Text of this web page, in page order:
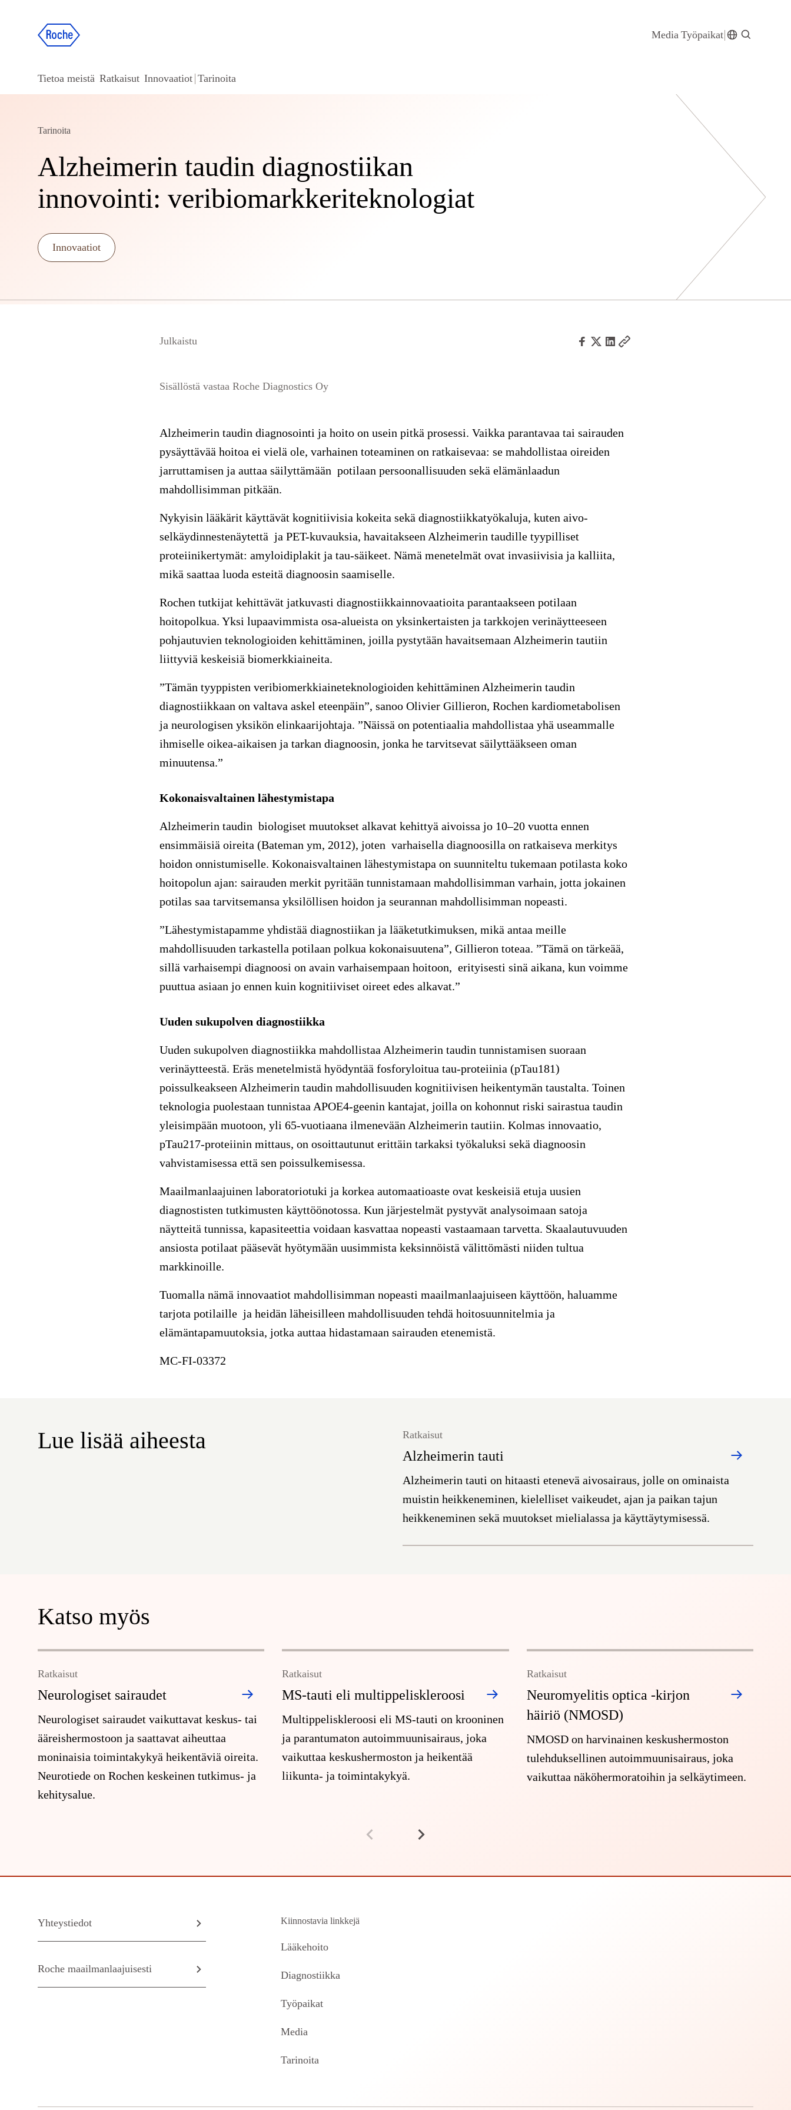
Media Työpaikat
Tietoa meistä Ratkaisut Innovaatiot Tarinoita
Tarinoita
Alzheimerin taudin diagnostiikan
innovointi: veribiomarkkeriteknologiat
Innovaatiot
Julkaistu
Sisällöstä vastaa Roche Diagnostics Oy
Alzheimerin taudin diagnosointi ja hoito on usein pitkä prosessi. Vaikka parantavaa tai sairauden
pysäyttävää hoitoa ei vielä ole, varhainen toteaminen on ratkaisevaa: se mahdollistaa oireiden
jarruttamisen ja auttaa säilyttämään potilaan persoonallisuuden sekä elämänlaadun
mahdollisimman pitkään.
Nykyisin lääkärit käyttävät kognitiivisia kokeita sekä diagnostiikkatyökaluja, kuten aivo-
selkäydinnestenäytettä ja PET-kuvauksia, havaitakseen Alzheimerin taudille tyypilliset
proteiinikertymät: amyloidiplakit ja tau-säikeet. Nämä menetelmät ovat invasiivisia ja kalliita,
mikä saattaa luoda esteitä diagnoosin saamiselle.
Rochen tutkijat kehittävät jatkuvasti diagnostiikkainnovaatioita parantaakseen potilaan
hoitopolkua. Yksi lupaavimmista osa-alueista on yksinkertaisten ja tarkkojen verinäytteeseen
pohjautuvien teknologioiden kehittäminen, joilla pystytään havaitsemaan Alzheimerin tautiin
liittyviä keskeisiä biomerkkiaineita.
”Tämän tyyppisten veribiomerkkiaineteknologioiden kehittäminen Alzheimerin taudin
diagnostiikkaan on valtava askel eteenpäin”, sanoo Olivier Gillieron, Rochen kardiometabolisen
ja neurologisen yksikön elinkaarijohtaja. ”Näissä on potentiaalia mahdollistaa yhä useammalle
ihmiselle oikea-aikaisen ja tarkan diagnoosin, jonka he tarvitsevat säilyttääkseen oman
minuutensa.”
Kokonaisvaltainen lähestymistapa
Alzheimerin taudin biologiset muutokset alkavat kehittyä aivoissa jo 10–20 vuotta ennen
ensimmäisiä oireita (Bateman ym, 2012), joten varhaisella diagnoosilla on ratkaiseva merkitys
hoidon onnistumiselle. Kokonaisvaltainen lähestymistapa on suunniteltu tukemaan potilasta koko
hoitopolun ajan: sairauden merkit pyritään tunnistamaan mahdollisimman varhain, jotta jokainen
potilas saa tarvitsemansa yksilöllisen hoidon ja seurannan mahdollisimman nopeasti.
”Lähestymistapamme yhdistää diagnostiikan ja lääketutkimuksen, mikä antaa meille
mahdollisuuden tarkastella potilaan polkua kokonaisuutena”, Gillieron toteaa. ”Tämä on tärkeää,
sillä varhaisempi diagnoosi on avain varhaisempaan hoitoon, erityisesti sinä aikana, kun voimme
puuttua asiaan jo ennen kuin kognitiiviset oireet edes alkavat.”
Uuden sukupolven diagnostiikka
Uuden sukupolven diagnostiikka mahdollistaa Alzheimerin taudin tunnistamisen suoraan
verinäytteestä. Eräs menetelmistä hyödyntää fosforyloitua tau-proteiinia (pTau181)
poissulkeakseen Alzheimerin taudin mahdollisuuden kognitiivisen heikentymän taustalta. Toinen
teknologia puolestaan tunnistaa APOE4-geenin kantajat, joilla on kohonnut riski sairastua taudin
yleisimpään muotoon, yli 65-vuotiaana ilmenevään Alzheimerin tautiin. Kolmas innovaatio,
pTau217-proteiinin mittaus, on osoittautunut erittäin tarkaksi työkaluksi sekä diagnoosin
vahvistamisessa että sen poissulkemisessa.
Maailmanlaajuinen laboratoriotuki ja korkea automaatioaste ovat keskeisiä etuja uusien
diagnostisten tutkimusten käyttöönotossa. Kun järjestelmät pystyvät analysoimaan satoja
näytteitä tunnissa, kapasiteettia voidaan kasvattaa nopeasti vastaamaan tarvetta. Skaalautuvuuden
ansiosta potilaat pääsevät hyötymään uusimmista keksinnöistä välittömästi niiden tultua
markkinoille.
Tuomalla nämä innovaatiot mahdollisimman nopeasti maailmanlaajuiseen käyttöön, haluamme
tarjota potilaille ja heidän läheisilleen mahdollisuuden tehdä hoitosuunnitelmia ja
elämäntapamuutoksia, jotka auttaa hidastamaan sairauden etenemistä.
MC-FI-03372
Lue lisää aiheesta
Alzheimerin tauti
Ratkaisut
Alzheimerin tauti on hitaasti etenevä aivosairaus, jolle on ominaista
muistin heikkeneminen, kielelliset vaikeudet, ajan ja paikan tajun
heikkeneminen sekä muutokset mielialassa ja käyttäytymisessä.
Katso myös
Neurologiset sairaudet
Ratkaisut
Neurologiset sairaudet vaikuttavat keskus- tai
ääreishermostoon ja saattavat aiheuttaa
moninaisia toimintakykyä heikentäviä oireita.
Neurotiede on Rochen keskeinen tutkimus- ja
kehitysalue.
MS-tauti eli multippeliskleroosi
Ratkaisut
Multippeliskleroosi eli MS-tauti on krooninen
ja parantumaton autoimmuunisairaus, joka
vaikuttaa keskushermoston ja heikentää
liikunta- ja toimintakykyä.
Neuromyelitis optica -kirjon
häiriö (NMOSD)
Ratkaisut
NMOSD on harvinainen keskushermoston
tulehduksellinen autoimmuunisairaus, joka
vaikuttaa näköhermoratoihin ja selkäytimeen.
Yhteystiedot
Roche maailmanlaajuisesti
Kiinnostavia linkkejä
Lääkehoito
Diagnostiikka
Työpaikat
Media
Tarinoita